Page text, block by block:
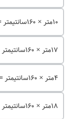
۱۰متر × ۱۶۰سانتیمتر = ۱۶ مترمربع
۱۷متر × ۱۶۰سانتیمتر = ۲۷.۲ مترمربع
۴متر × ۱۶۰سانتیمتر = ۶.۴ مترمربع
۱۸متر × ۱۶۰سانتیمتر = ۲۸.۸ مترمربع